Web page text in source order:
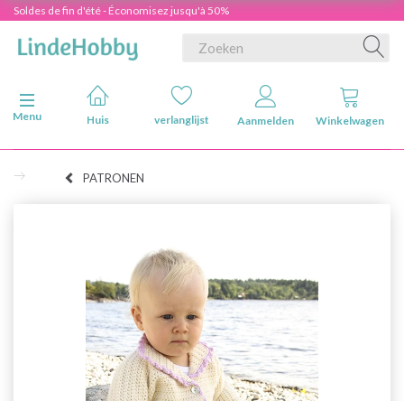
Soldes de fin d'été - Économisez jusqu'à 50%
Navigatie in-/uitschakelen
Menu
Huis verlanglijst Aanmelden Winkelwagen
PATRONEN